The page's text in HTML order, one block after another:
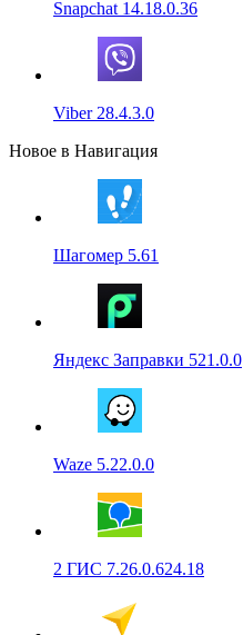
Snapchat 14.18.0.36
Viber 28.4.3.0
Новое в Навигация
Шагомер 5.61
Яндекс Заправки 521.0.0
Waze 5.22.0.0
2 ГИС 7.26.0.624.18